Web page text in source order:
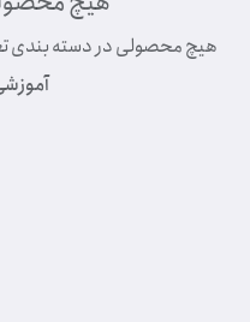
هیچ محصولی در دسته بندی